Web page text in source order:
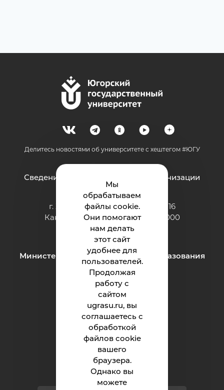
Мы
обрабатываем
файлы cookie.
Они помогают
нам делать
этот сайт
удобнее для
пользователей.
Продолжая
работу с
сайтом
ugrasu.ru, вы
соглашаетесь с
обработкой
файлов cookie
вашего
браузера.
Однако вы
можете
Делитесь новостями об университете с хештегом #ЮГУ
Сведения об образовательной организации
г. Ханты-Мансийск, ул. Чехова, 16
Канцелярия: тел.: +7 (3467) 377-000
e-mail:ugrasu@ugrasu.ru
Министерство науки и высшего образования
Российской Федерации
Университет
Поступающему
Студенту
Сотруднику